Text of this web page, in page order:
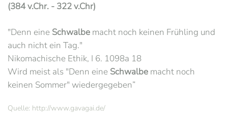
(384 v.Chr. - 322 v.Chr)
"Denn eine Schwalbe macht noch keinen Frühling und
auch nicht ein Tag."
Nikomachische Ethik, I 6. 1098a 18
Wird meist als "Denn eine Schwalbe macht noch
keinen Sommer" wiedergegeben”
Quelle: http://www.gavagai.de/